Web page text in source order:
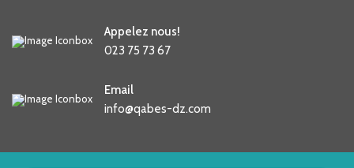
Appelez nous!
023 75 73 67
Email
info@qabes-dz.com